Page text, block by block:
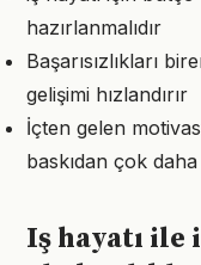
hazırlanmalıdır
Başarısızlıkları
gelişimi hızlandırır
İçten gelen
baskıdan çok
Iş hayatı